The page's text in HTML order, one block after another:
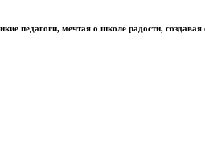
педагоги, мечтая о школе радости,